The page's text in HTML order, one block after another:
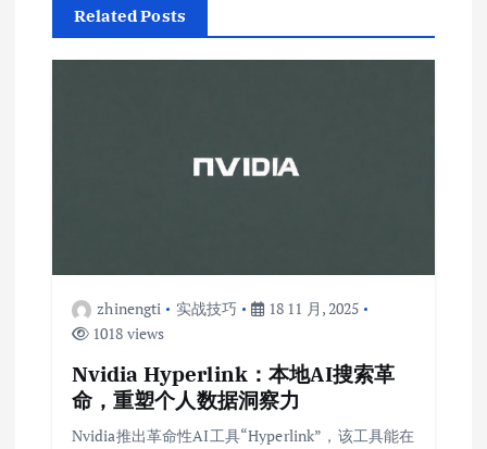
Related Posts
zhinengti 实战技巧
18 11 月, 2025
1018 views
Nvidia Hyperlink：本地AI搜索革
命，重塑个人数据洞察力
Nvidia推出革命性AI工具“Hyperlink”，该工具能在